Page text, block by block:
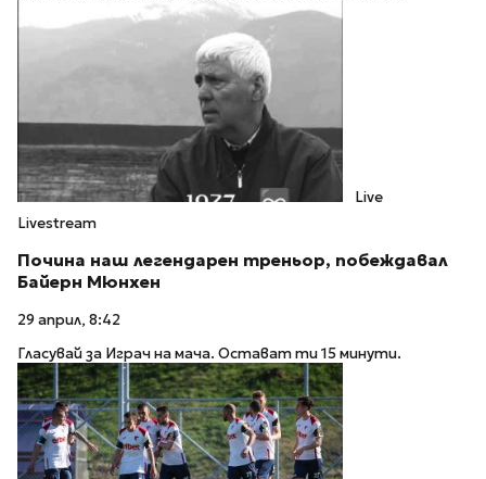
Live
Livestream
Почина наш легендарен треньор, побеждавал
Байерн Мюнхен
29 април, 8:42
Гласувай за Играч на мача. Остават ти 15 минути.